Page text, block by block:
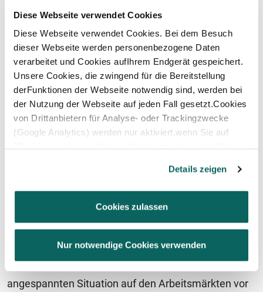
Diese Webseite verwendet Cookies
Diese Webseite verwendet Cookies. Bei dem Besuch
dieser Webseite werden personenbezogene Daten
verarbeitet und Cookies aufIhrem Endgerät gespeichert.
Unsere Cookies, die zwingend für die Bereitstellung
derFunktionen der Webseite notwendig sind, werden bei
der Nutzung der Webseite auf jeden Fall gesetzt.Cookies
von Drittanbietern für Analyse- oder Trackingzwecke
(Google Analytics) werden nur aktiviert,wenn Sie auf
Datenschutzerklärung—
Impressum.
Details zeigen
Cookies zulassen
Nur notwendige Cookies verwenden
KOMMUNALE UNTERNEHMEN
Der öffentliche Sektor steht durch den
angespannten Situation auf den Arbeitsmärkten vor